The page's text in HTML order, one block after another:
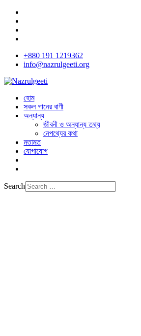
+880 191 1219362
info@nazrulgeeti.org
হোম
সকল গানের বাণী
অন্যান্য
জীবনী ও অন্যান্য তথ্য
নেপথ্যের কথা
মতামত
যোগাযোগ
Search